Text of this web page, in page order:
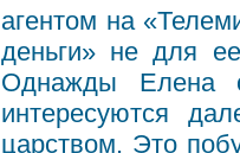
агентом на
деньги» не для
Однажды Елена
интересуются
царством. Это